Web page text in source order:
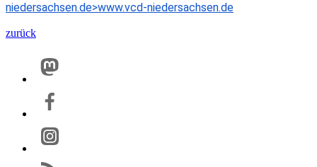
niedersachsen.de>www.vcd-niedersachsen.de
zurück